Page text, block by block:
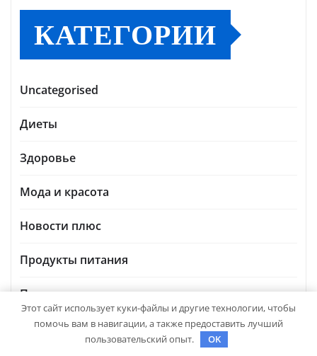
КАТЕГОРИИ
Uncategorised
Диеты
Здоровье
Мода и красота
Новости плюс
Продукты питания
Путешествия
Спорт и йога
Этот сайт использует куки-файлы и другие технологии, чтобы
помочь вам в навигации, а также предоставить лучший
пользовательский опыт.
OK